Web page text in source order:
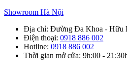
Showroom Hà Nội
Địa chỉ: Đường Đa Khoa - Hữu
Điện thoại: 0918 886 002
Hotline: 0918 886 002
Thời gian mở cửa: 9h:00 -